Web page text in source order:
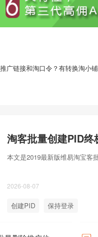
广链接和淘口令？有转换淘小
本文是2019最新版维易淘宝客
2026-08-07
创建PID 保持登录